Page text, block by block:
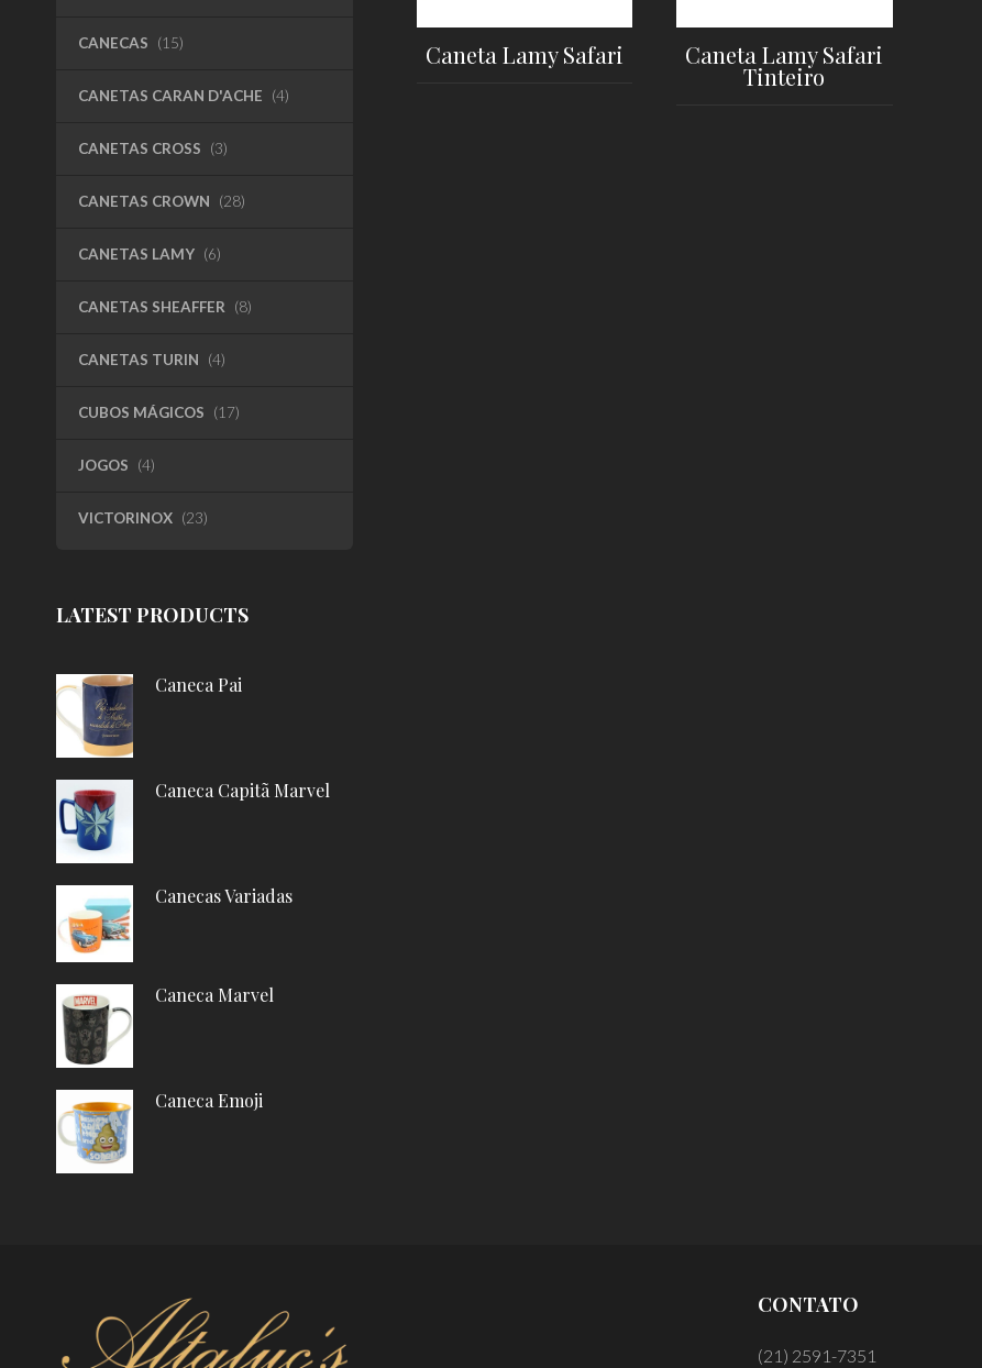
CANECAS (15)
CANETAS CARAN D'ACHE (4)
CANETAS CROSS (3)
CANETAS CROWN (28)
CANETAS LAMY (6)
CANETAS SHEAFFER (8)
CANETAS TURIN (4)
CUBOS MÁGICOS (17)
JOGOS (4)
VICTORINOX (23)
LATEST PRODUCTS
Caneca Pai
Caneca Capitã Marvel
Canecas Variadas
Caneca Marvel
Caneca Emoji
Caneta Lamy Safari Caneta Lamy Safari
Tinteiro
CONTATO
(21) 2591-7351